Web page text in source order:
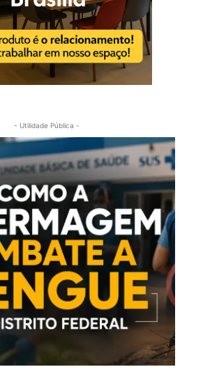
- Utilidade Pública -